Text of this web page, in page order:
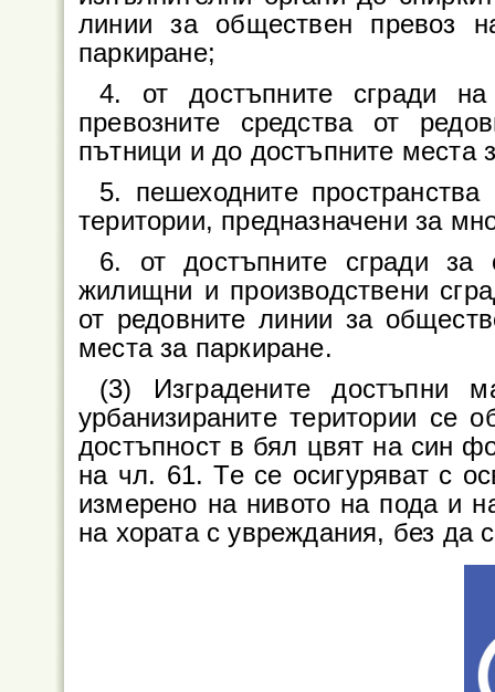
линии за обществен превоз
паркиране;
4. от достъпните сгради
превозните средства от
пътници и до достъпните места
5. пешеходните
територии, предназначени за
6. от достъпните сгради за
жилищни и производствени
от редовните линии за
места за паркиране.
(3) Изградените достъпни
урбанизираните територии се
достъпност в бял цвят на син
на чл. 61. Те се осигуряват с
измерено на нивото на пода и
на хората с увреждания, без да